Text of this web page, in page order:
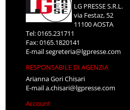
LG PRESSE S.R.L.
via Festaz, 52
11100 AOSTA
Tel: 0165.231711
Fax: 0165.1820141
E-mailsegreteria@lgpresse.com
RESPONSABILE DI AGENZIA
Arianna Gori Chisari
E-maila.chisari@lgpresse.com
Account